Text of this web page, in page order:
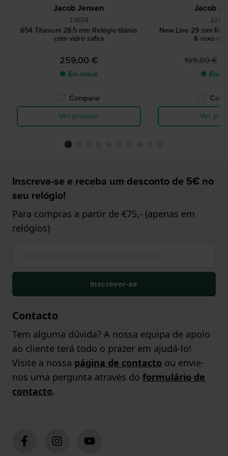
Jacob Jensen
JJ654
654 Titanium 28.5 mm Relógio titânio
com vidro safira
259,00 €
● Em stock
Comparar
Ver produto
Jacob
New Line 29 mm
& roxo
199,00 €
● Em
Ver
Inscreva-se e receba um desconto de 5€ no
seu relógio!
Para compras a partir de €75,- (apenas em
relógios)
Inscrever-se
Contacto
Tem alguma dúvida? A nossa equipa de apoio
ao cliente terá todo o prazer em ajudá-lo!
Visite a nossa página de contacto ou envie-
nos uma pergunta através do formulário de
contacto.